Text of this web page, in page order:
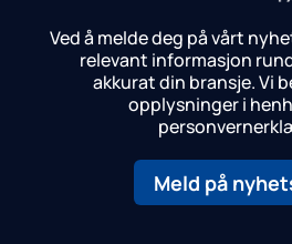
Ved å melde deg på vårt
relevant informasjon
akkurat din bransje.Vi
opplysninger i
Meld på